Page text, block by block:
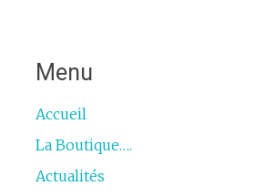
Menu
Accueil
La Boutique….
Actualités